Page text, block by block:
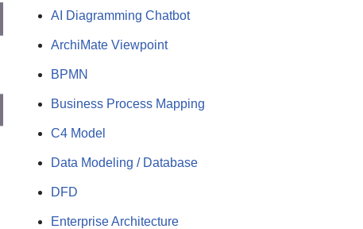
AI Diagramming Chatbot
ArchiMate Viewpoint
BPMN
Business Process Mapping
C4 Model
Data Modeling / Database
DFD
Enterprise Architecture